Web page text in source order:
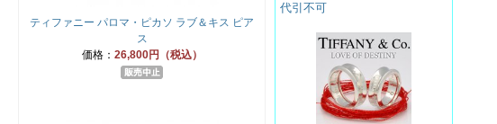
ティファニー パロマ・ピカソ ラブ＆キス ピア
ス
価格： 26,800円（税込）
代引不可